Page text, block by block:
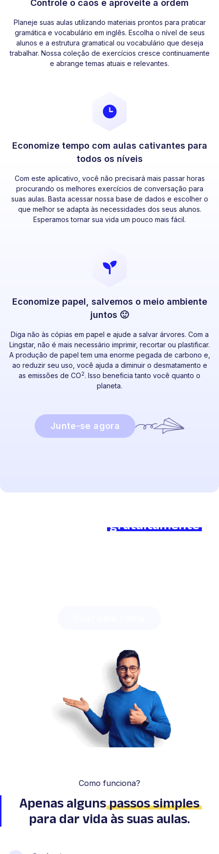
Controle o caos e aproveite a ordem
Planeje suas aulas utilizando materiais prontos para praticar
gramática e vocabulário em inglês. Escolha o nível de seus
alunos e a estrutura gramatical ou vocabulário que deseja
trabalhar. Nossa coleção de exercícios cresce continuamente
e abrange temas atuais e relevantes.
Economize tempo com aulas cativantes para
todos os níveis
Com este aplicativo, você não precisará mais passar horas
procurando os melhores exercícios de conversação para
suas aulas. Basta acessar nossa base de dados e escolher o
que melhor se adapta às necessidades dos seus alunos.
Esperamos tornar sua vida um pouco mais fácil.
Economize papel, salvemos o meio ambiente
juntos 🙂
Diga não às cópias em papel e ajude a salvar árvores. Com a
Lingstar, não é mais necessário imprimir, recortar ou plastificar.
A produção de papel tem uma enorme pegada de carbono e,
ao reduzir seu uso, você ajuda a diminuir o desmatamento e
as emissões de CO2. Isso beneficia tanto você quanto o
planeta.
Junte-se agora
Junte-se a nósgratuitamente
Como funciona?
Apenas algunspassos simples
para dar vida às suas aulas.